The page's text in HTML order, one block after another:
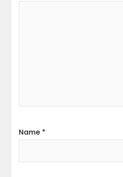
Name *